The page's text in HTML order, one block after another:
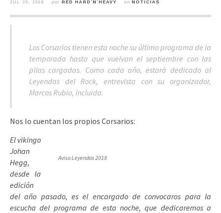
JUL 29, 2018 por RED HARD´N´HEAVY en NOTICIAS
Los Corsarios tienen esta noche su último programa de la
temporada hasta que vuelvan el septiembre con las
pilas cargadas. Como cada año, estará dedicado al
Leyendas del Rock, entrevista con su organizador,
Marcos Rubio, incluida.
Nos lo cuentan los propios Corsarios:
Aviso Leyendas 2018
El vikingo
Johan
Hegg,
desde la
edición
del año pasado, es el encargado de convocaros para la
escucha del programa de esta noche, que dedicaremos a